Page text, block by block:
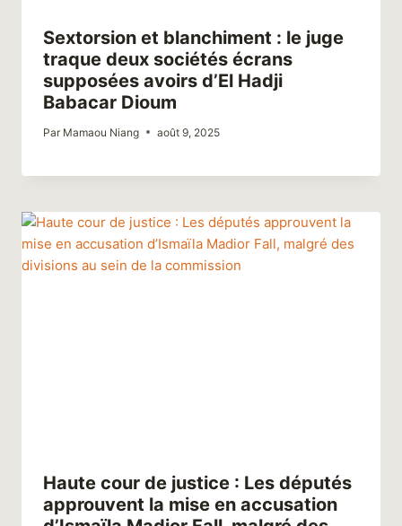
Sextorsion et blanchiment : le juge
traque deux sociétés écrans
supposées avoirs d’El Hadji
Babacar Dioum
Par Mamaou Niang août 9, 2025
Haute cour de justice : Les députés
approuvent la mise en accusation